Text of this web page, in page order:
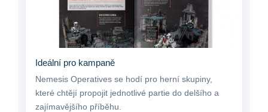
Ideální pro kampaně
Nemesis Operatives se hodí pro herní skupiny,
které chtějí propojit jednotlivé partie do delšího a
zajímavějšího příběhu.